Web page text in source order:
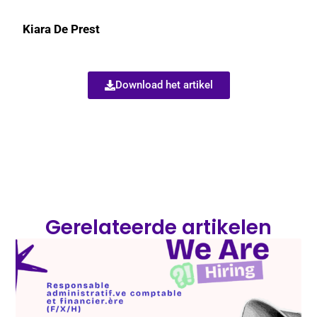
Kiara De Prest
Download het artikel
Gerelateerde artikelen